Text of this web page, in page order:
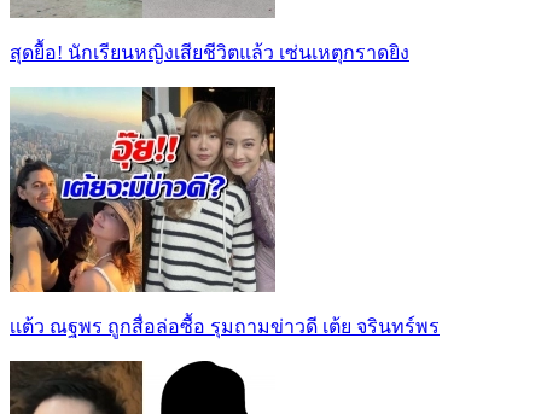
สุดยื้อ! นักเรียนหญิงเสียชีวิตแล้ว เซ่นเหตุกราดยิง
เเต้ว ณฐพร ถูกสื่อล่อซื้อ รุมถามข่าวดี เต้ย จรินทร์พร